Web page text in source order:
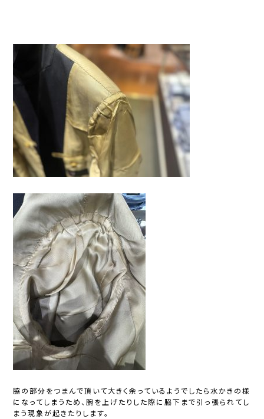
脇の部分をつまんで頂いて大きく余っているようでしたら水かきの様
になってしまうため、腕を上げたりした際に脇下まで引っ張られてし
まう現象が起きたりします。